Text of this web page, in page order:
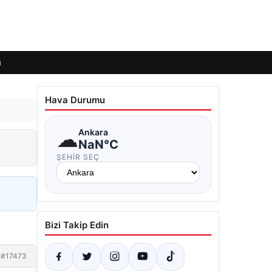
#17473
Hava Durumu
☁Ankara
NaN°C
ŞEHIR SEÇ
Bizi Takip Edin